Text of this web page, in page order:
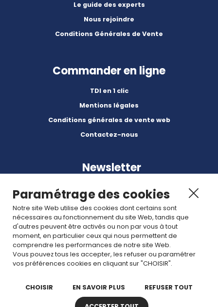
Le guide des experts
Nous rejoindre
Conditions Générales de Vente
Commander en ligne
TDI en 1 clic
Mentions légales
Conditions générales de vente web
Contactez-nous
Newsletter
Abonnez-vous à nos dernières nouvelles et articles.
Rejoignez nous
Paramétrage des cookies
Notre site Web utilise des cookies dont certains sont
nécessaires au fonctionnement du site Web, tandis que
d'autres peuvent être activés ou non par vous à tout
moment, en particulier ceux qui nous permettent de
comprendre les performances de notre site Web.
Vous pouvez tous les accepter, les refuser ou paramétrer
vos préférences cookies en cliquant sur "CHOISIR".
CHOISIR EN SAVOIR PLUS REFUSER TOUT